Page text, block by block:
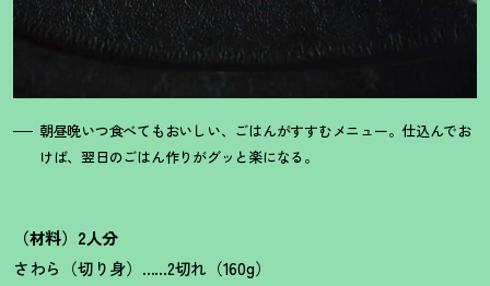
朝昼晩いつ食べてもおいしい、ごはんがすすむメニュー。仕込んでお
けば、翌日のごはん作りがグッと楽になる。
（材料）2人分
さわら（切り身）……2切れ（160g）